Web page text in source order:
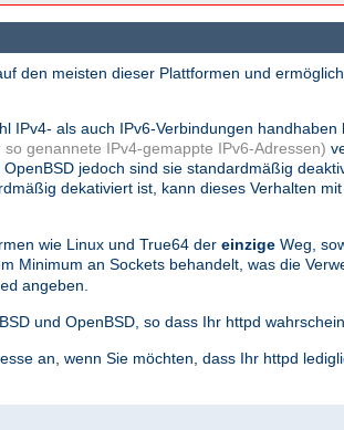
den meisten dieser Plattformen und
als auch IPv6-Verbindungen
so genannete IPv4-gemappte IPv6-Adressen)
jedoch sind sie standardmäßig
dekativiert ist, kann dieses Verhalten
wie Linux und True64 der einzige Weg,
Minimum an Sockets behandelt, was die
angeben.
und OpenBSD, so dass Ihr httpd
an, wenn Sie möchten, dass Ihr httpd